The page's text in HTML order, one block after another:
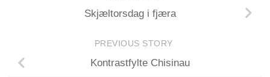
Skjæltorsdag i fjæra
PREVIOUS STORY
Kontrastfylte Chisinau